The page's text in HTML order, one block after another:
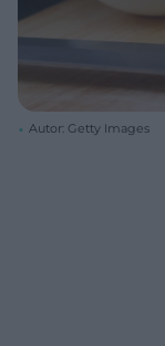
Autor: Getty Images